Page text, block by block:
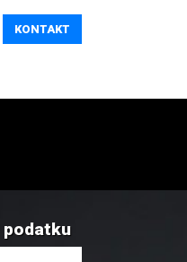
KONTAKT
podatku